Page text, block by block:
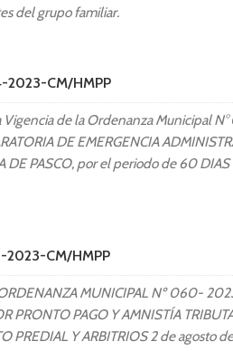
del grupo familiar.
2023-CM/HMPP
Vigencia de la Ordenanza Municipal
DE EMERGENCIA
DE PASCO, por el periodo de 60 DIAS
2023-CM/HMPP
MUNICIPAL Nº 060-
PRONTO PAGO Y AMNISTÍA
PREDIAL Y ARBITRIOS 2 de agosto